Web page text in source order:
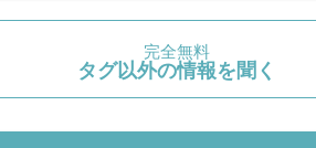
完全無料
タグ以外の情報を聞く